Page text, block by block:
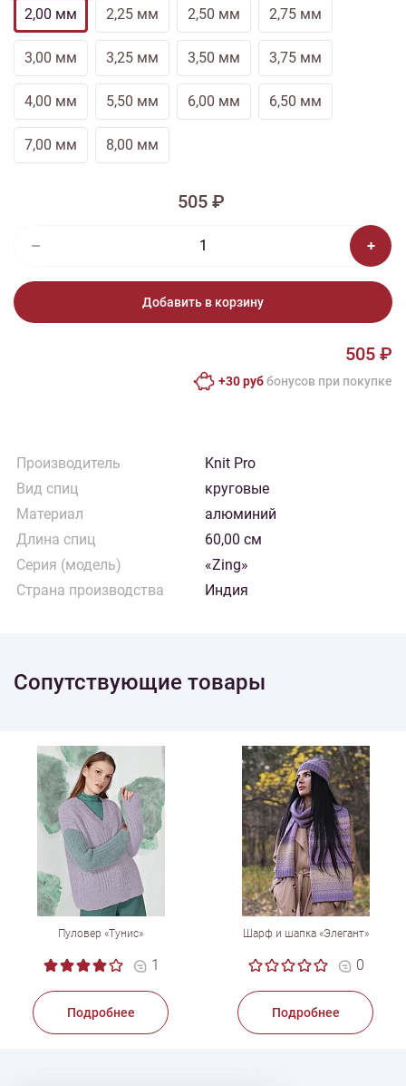
2,00 мм 2,25 мм 2,50 мм 2,75 мм
3,00 мм 3,25 мм 3,50 мм 3,75 мм
4,00 мм 5,50 мм 6,00 мм 6,50 мм
7,00 мм 8,00 мм
505 ₽
Добавить в корзину
505 ₽
+30 руббонусов при покупке
Производитель
Knit Pro
Вид спиц
круговые
Материал
алюминий
Длина спиц
60,00 см
Серия (модель)
«Zing»
Страна производства
Индия
Сопутствующие товары
Пуловер «Тунис»
1
Подробнее
Шарф и шапка «Элегант»
0
Подробнее